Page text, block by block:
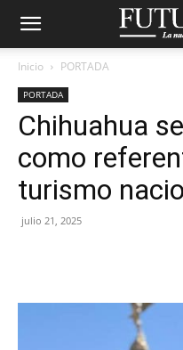
Inicio PORTADA
PORTADA
Chihuahua
como
turismo
julio 21, 2025